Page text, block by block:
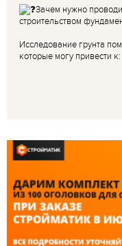
Зачем нужно
строительством
Исследование грунта
которые могу привести к: